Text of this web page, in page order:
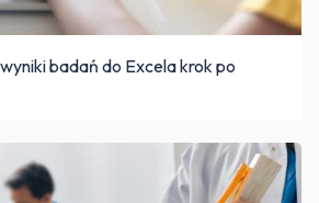
badań do Excela krok po